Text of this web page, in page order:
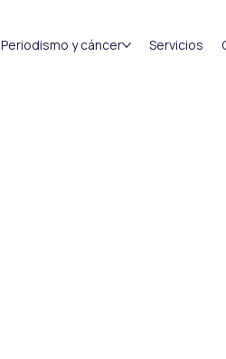
Periodismo y cáncer Servicios